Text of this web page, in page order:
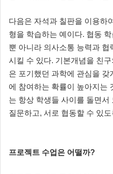
다음은 자석과 칠판을 이용하
형을 학습하는 예이다. 협동
뿐 아니라 의사소통 능력과
시킬 수 있다. 기본개념을 친
은 포기했던 과학에 관심을 갖
에 참여하는 확률이 높아지는
는 항상 학생들 사이를 돌면서
질문하고, 서로 협동할 수 있
프로젝트 수업은 어떨까?